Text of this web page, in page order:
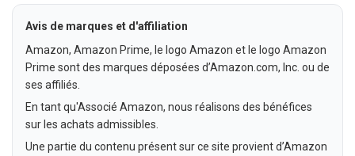
Avis de marques et d'affiliation
Amazon, Amazon Prime, le logo Amazon et le logo Amazon
Prime sont des marques déposées d’Amazon.com, Inc. ou de
ses affiliés.
En tant qu'Associé Amazon, nous réalisons des bénéfices
sur les achats admissibles.
Une partie du contenu présent sur ce site provient d’Amazon